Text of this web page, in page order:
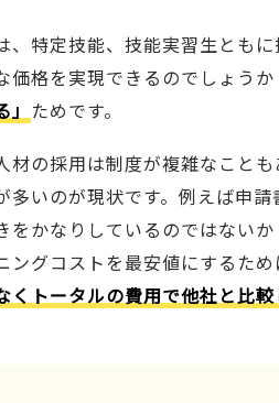
、特定技能、技能実習生とも
価格を実現できるのでしょう
ためです。
材の採用は制度が複雑なこと
多いのが現状です。例えば申
をかなりしているのではない
ングコストを最安値にするた
くトータルの費用で他社と比較